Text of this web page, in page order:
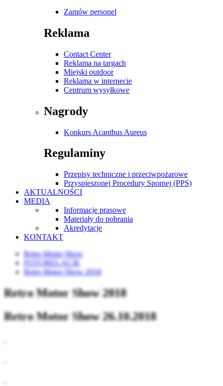
Zamów personel
Reklama
Contact Center
Reklama na targach
Miejski outdoor
Reklama w internecie
Centrum wysyłkowe
Nagrody
Konkurs Acanthus Aureus
Regulaminy
Przepisy techniczne i przeciwpożarowe
Przyspieszonej Procedury Spornej (PPS)
AKTUALNOŚCI
MEDIA
Informacje prasowe
Materiały do pobrania
Akredytacje
KONTAKT
Retro Motor Show
FOTORELACJE
Retro Motor Show 2018
Retro Motor Show 2018
Retro Motor Show 26.10.2018